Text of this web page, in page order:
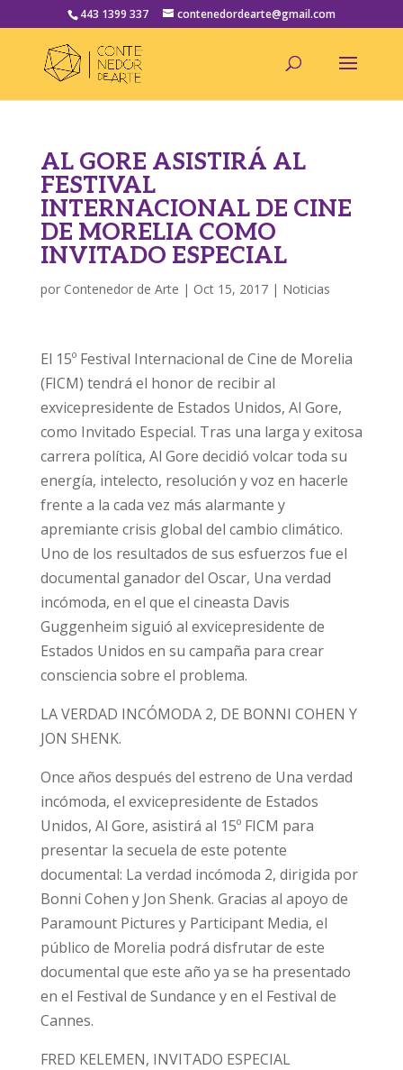
443 1399 337 contenedordearte@gmail.com
AL GORE ASISTIRÁ AL
FESTIVAL
INTERNACIONAL DE CINE
DE MORELIA COMO
INVITADO ESPECIAL
por Contenedor de Arte | Oct 15, 2017| Noticias
El 15º Festival Internacional de Cine de Morelia
(FICM) tendrá el honor de recibir al
exvicepresidente de Estados Unidos, Al Gore,
como Invitado Especial. Tras una larga y exitosa
carrera política, Al Gore decidió volcar toda su
energía, intelecto, resolución y voz en hacerle
frente a la cada vez más alarmante y
apremiante crisis global del cambio climático.
Uno de los resultados de sus esfuerzos fue el
documental ganador del Oscar, Una verdad
incómoda, en el que el cineasta Davis
Guggenheim siguió al exvicepresidente de
Estados Unidos en su campaña para crear
consciencia sobre el problema.
LA VERDAD INCÓMODA 2, DE BONNI COHEN Y
JON SHENK.
Once años después del estreno de Una verdad
incómoda, el exvicepresidente de Estados
Unidos, Al Gore, asistirá al 15º FICM para
presentar la secuela de este potente
documental: La verdad incómoda 2, dirigida por
Bonni Cohen y Jon Shenk. Gracias al apoyo de
Paramount Pictures y Participant Media, el
público de Morelia podrá disfrutar de este
documental que este año ya se ha presentado
en el Festival de Sundance y en el Festival de
Cannes.
FRED KELEMEN, INVITADO ESPECIAL